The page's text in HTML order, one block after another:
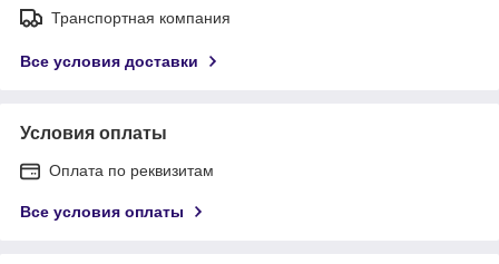
Транспортная компания
Все условия доставки
Условия оплаты
Оплата по реквизитам
Все условия оплаты